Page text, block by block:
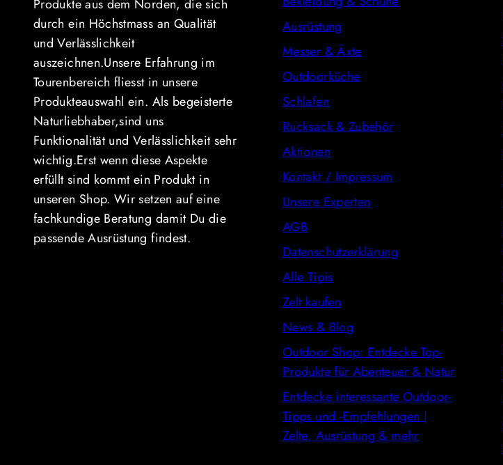
Produkte aus dem Norden, die sich
durch ein Höchstmass an Qualität
und Verlässlichkeit
auszeichnen.Unsere Erfahrung im
Tourenbereich fliesst in unsere
Produkteauswahl ein. Als begeisterte
Naturliebhaber,sind uns
Funktionalität und Verlässlichkeit sehr
wichtig.Erst wenn diese Aspekte
erfüllt sind kommt ein Produkt in
unseren Shop. Wir setzen auf eine
fachkundige Beratung damit Du die
passende Ausrüstung findest.
Ausrüstung
Messer & Äxte
Outdoorküche
Schlafen
Rucksack & Zubehör
Aktionen
Kontakt / Impressum
Unsere Experten
AGB
Datenschutzerklärung
Alle Tipis
Zelt kaufen
News & Blog
Outdoor Shop: Entdecke Top-
Produkte für Abenteuer & Natur
Entdecke interessante Outdoor-
Tipps und -Empfehlungen |
Zelte, Ausrüstung & mehr